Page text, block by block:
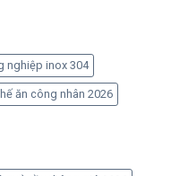
nghiệp inox 304
ăn công nhân 2026